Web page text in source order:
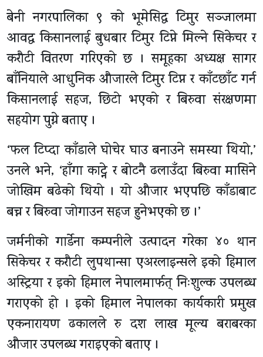
बेनी नगरपालिका ९ को भूमेसिद्ध टिमुर सञ्जालमा
आवद्ध किसानलाई बुधबार टिमुर टिप्ने मिल्ने सिकेचर र
करौटी वितरण गरिएको छ । समूहका अध्यक्ष सागर
बाँनियाले आधुनिक औजारले टिमुर टिप्न र काँटछाँट गर्न
किसानलाई सहज, छिटो भएको र बिरुवा संरक्षणमा
सहयोग पुग्ने बताए ।
‘फल टिप्दा काँडाले घोचेर घाउ बनाउने समस्या थियो,’
उनले भने, ‘हाँगा काट्ने र बोटनै ढलाउँदा बिरुवा मासिने
जोखिम बढेको थियो । यो औजार भएपछि काँडाबाट
बच्न र बिरुवा जोगाउन सहज हुनेभएको छ ।’
जर्मनीको गार्डेना कम्पनीले उत्पादन गरेका ४० थान
सिकेचर र करौटी लुपथान्सा एअरलाइन्सले इको हिमाल
अस्ट्रिया र इको हिमाल नेपालमार्फत् निःशुल्क उपलब्ध
गराएको हो । इको हिमाल नेपालका कार्यकारी प्रमुख
एकनारायण ढकालले रु दश लाख मूल्य बराबरका
औजार उपलब्ध गराइएको बताए ।